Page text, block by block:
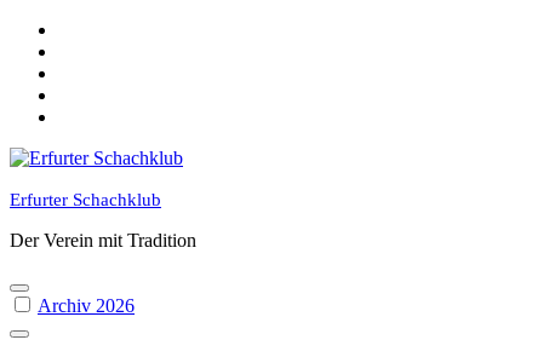
Skip
content
Erfurter Schachklub
Der Verein mit Tradition
Archiv 2026